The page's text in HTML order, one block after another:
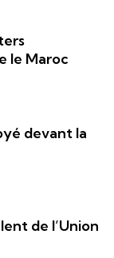
le Maroc
devant la
de l’Union